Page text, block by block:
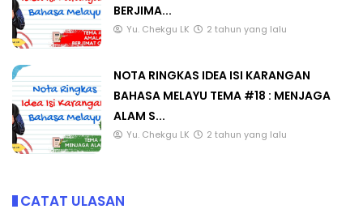
BERJIMA...
Yu. Chekgu LK 2 tahun yang lalu
NOTA RINGKAS IDEA ISI KARANGAN
BAHASA MELAYU TEMA #18 : MENJAGA
ALAM S...
Yu. Chekgu LK 2 tahun yang lalu
CATAT ULASAN